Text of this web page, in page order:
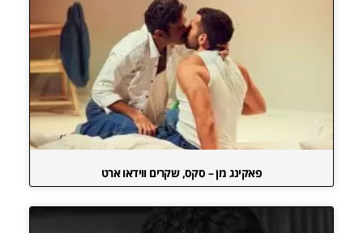
פאקינג מן – סקס, שקרים ווידאו ארט